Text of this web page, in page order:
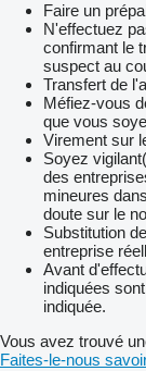
Faire un
N'effectuez
confirmant le
suspect au
Transfert de
Méfiez-vous
que vous
Virement sur
Soyez
des
mineures
doute sur le
Substitution
entreprise
Avant
indiquées
indiquée.
Vous avez trouvé
Faites-le-nous